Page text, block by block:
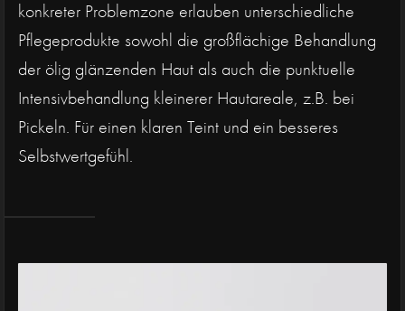
konkreter Problemzone erlauben unterschiedliche
Pflegeprodukte sowohl die großflächige Behandlung
der ölig glänzenden Haut als auch die punktuelle
Intensivbehandlung kleinerer Hautareale, z.B. bei
Pickeln. Für einen klaren Teint und ein besseres
Selbstwertgefühl.